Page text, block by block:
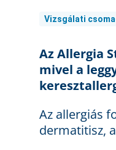
Vizsgálati
Az Allergia
mivel a
Az allergiás
dermatitisz,